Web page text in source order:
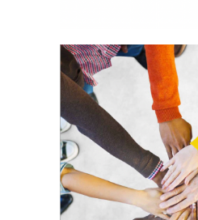
La prévention des
d’intérêts
18 septembre 2023
FEUILLETER